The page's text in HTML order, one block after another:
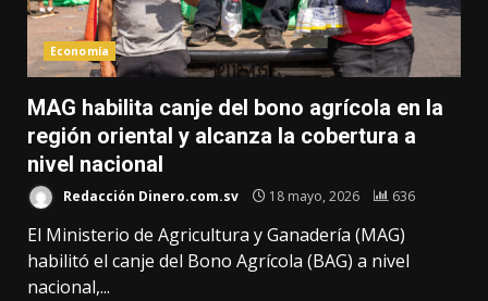
Economía
MAG habilita canje del bono agrícola en la
región oriental y alcanza la cobertura a
nivel nacional
Redacción Dinero.com.sv 18 mayo, 2026 636
El Ministerio de Agricultura y Ganadería (MAG)
habilitó el canje del Bono Agrícola (BAG) a nivel
nacional,...